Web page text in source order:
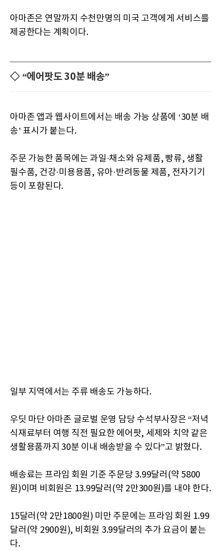
아마존은 연말까지 수천만명의 미국 고객에게 서비스를
제공한다는 계획이다.
◇ “에어팟도 30분 배송”
아마존 앱과 웹사이트에서는 배송 가능 상품에 ‘30분 배
송’ 표시가 붙는다.
주문 가능한 품목에는 과일·채소와 유제품, 빵류, 생활
필수품, 건강·미용용품, 유아·반려동물 제품, 전자기기
등이 포함된다.
일부 지역에서는 주류 배송도 가능하다.
우딧 마단 아마존 글로벌 운영 담당 수석부사장은 “저녁
식재료부터 여행 직전 필요한 에어팟, 세제와 치약 같은
생활용품까지 30분 이내 배송받을 수 있다”고 밝혔다.
배송료는 프라임 회원 기준 주문당 3.99달러(약 5800
원)이며 비회원은 13.99달러(약 2만300원)를 내야 한다.
15달러(약 2만1800원) 미만 주문에는 프라임 회원 1.99
달러(약 2900원), 비회원 3.99달러의 추가 요금이 붙는
다.